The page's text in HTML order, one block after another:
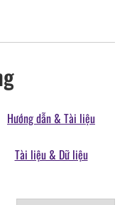
Hướng dẫn & Tài liệu
Tài liệu & Dữ liệu